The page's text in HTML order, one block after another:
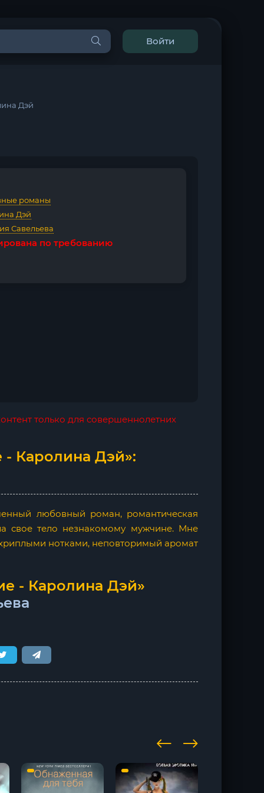
Войти
Дэй
романы
Дэй
Савельева
по требованию
только для совершеннолетних
Каролина Дэй»:
любовный роман, романтическая
свое тело незнакомому мужчине. Мне
нотками, неповторимый аромат
- Каролина Дэй»